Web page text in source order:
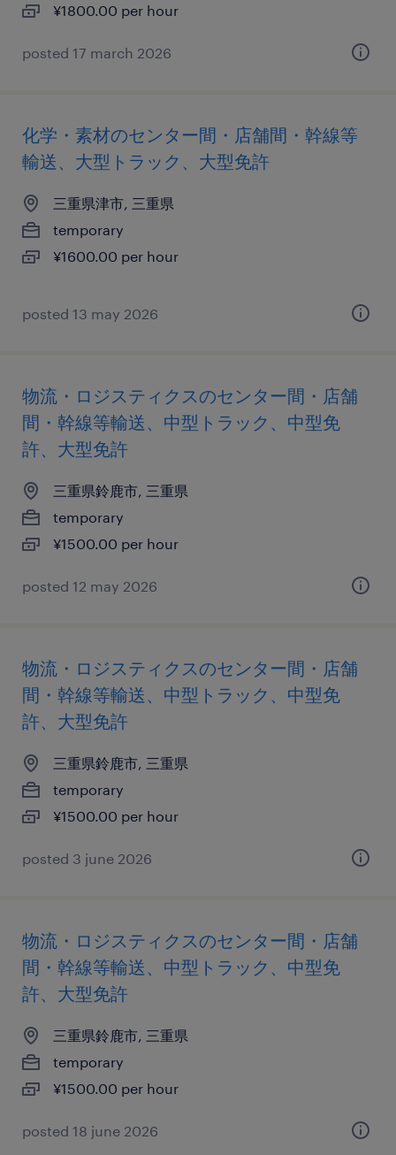
¥1800.00 per hour
posted 17 march 2026
化学・素材のセンター間・店舗間・幹線等
輸送、大型トラック、大型免許
三重県津市, 三重県
temporary
¥1600.00 per hour
posted 13 may 2026
物流・ロジスティクスのセンター間・店舗
間・幹線等輸送、中型トラック、中型免
許、大型免許
三重県鈴鹿市, 三重県
temporary
¥1500.00 per hour
posted 12 may 2026
物流・ロジスティクスのセンター間・店舗
間・幹線等輸送、中型トラック、中型免
許、大型免許
三重県鈴鹿市, 三重県
temporary
¥1500.00 per hour
posted 3 june 2026
物流・ロジスティクスのセンター間・店舗
間・幹線等輸送、中型トラック、中型免
許、大型免許
三重県鈴鹿市, 三重県
temporary
¥1500.00 per hour
posted 18 june 2026